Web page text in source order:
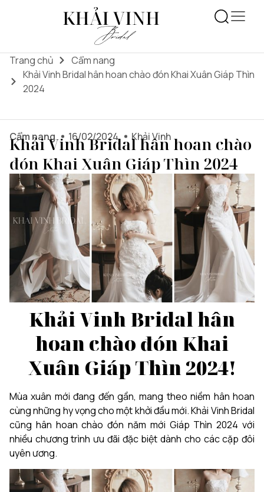
Trang chủ
Cẩm nang
Khải Vinh Bridal hân hoan chào đón Khai Xuân Giáp Thìn
2024
Cẩm nang 16/02/2024 Khải Vinh
Khải Vinh Bridal hân hoan chào
đón Khai Xuân Giáp Thìn 2024
Khải Vinh Bridal hân
hoan chào đón Khai
Xuân Giáp Thìn 2024!
Mùa xuân mới đang đến gần, mang theo niềm hân hoan
cùng những hy vọng cho một khởi đầu mới. Khải Vinh Bridal
cũng hân hoan chào đón năm mới Giáp Thìn 2024 với
nhiều chương trình ưu đãi đặc biệt dành cho các cặp đôi
uyên ương.